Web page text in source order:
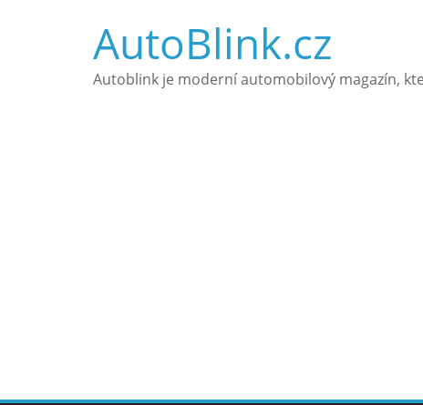
AutoBlink.cz
Autoblink je moderní automobilový magazín,